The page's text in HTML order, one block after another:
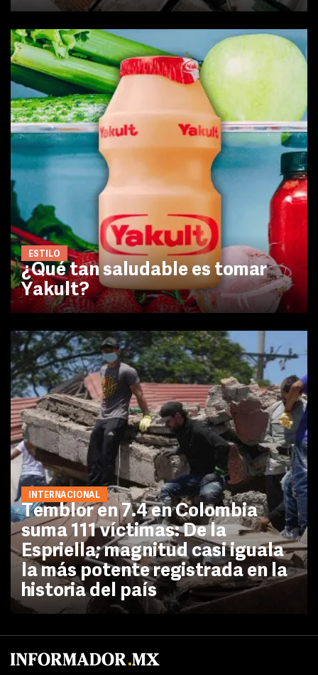
ESTILO
¿Qué tan saludable es tomar
Yakult?
INTERNACIONAL
Temblor en 7.4 en Colombia
suma 111 víctimas: De la
Espriella; magnitud casi iguala
la más potente registrada en la
historia del país